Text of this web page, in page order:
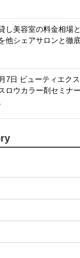
し美容室の料金相場
他シェアサロンと徹
7日 ビューティエク
ロウカラー剤セミナ